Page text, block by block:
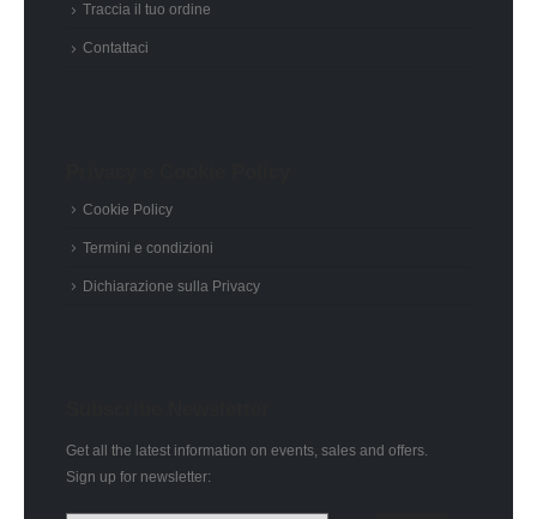
Traccia il tuo ordine
Contattaci
Cookie Policy
Termini e condizioni
Dichiarazione sulla Privacy
Get all the latest information on events, sales and offers.
Sign up for newsletter: